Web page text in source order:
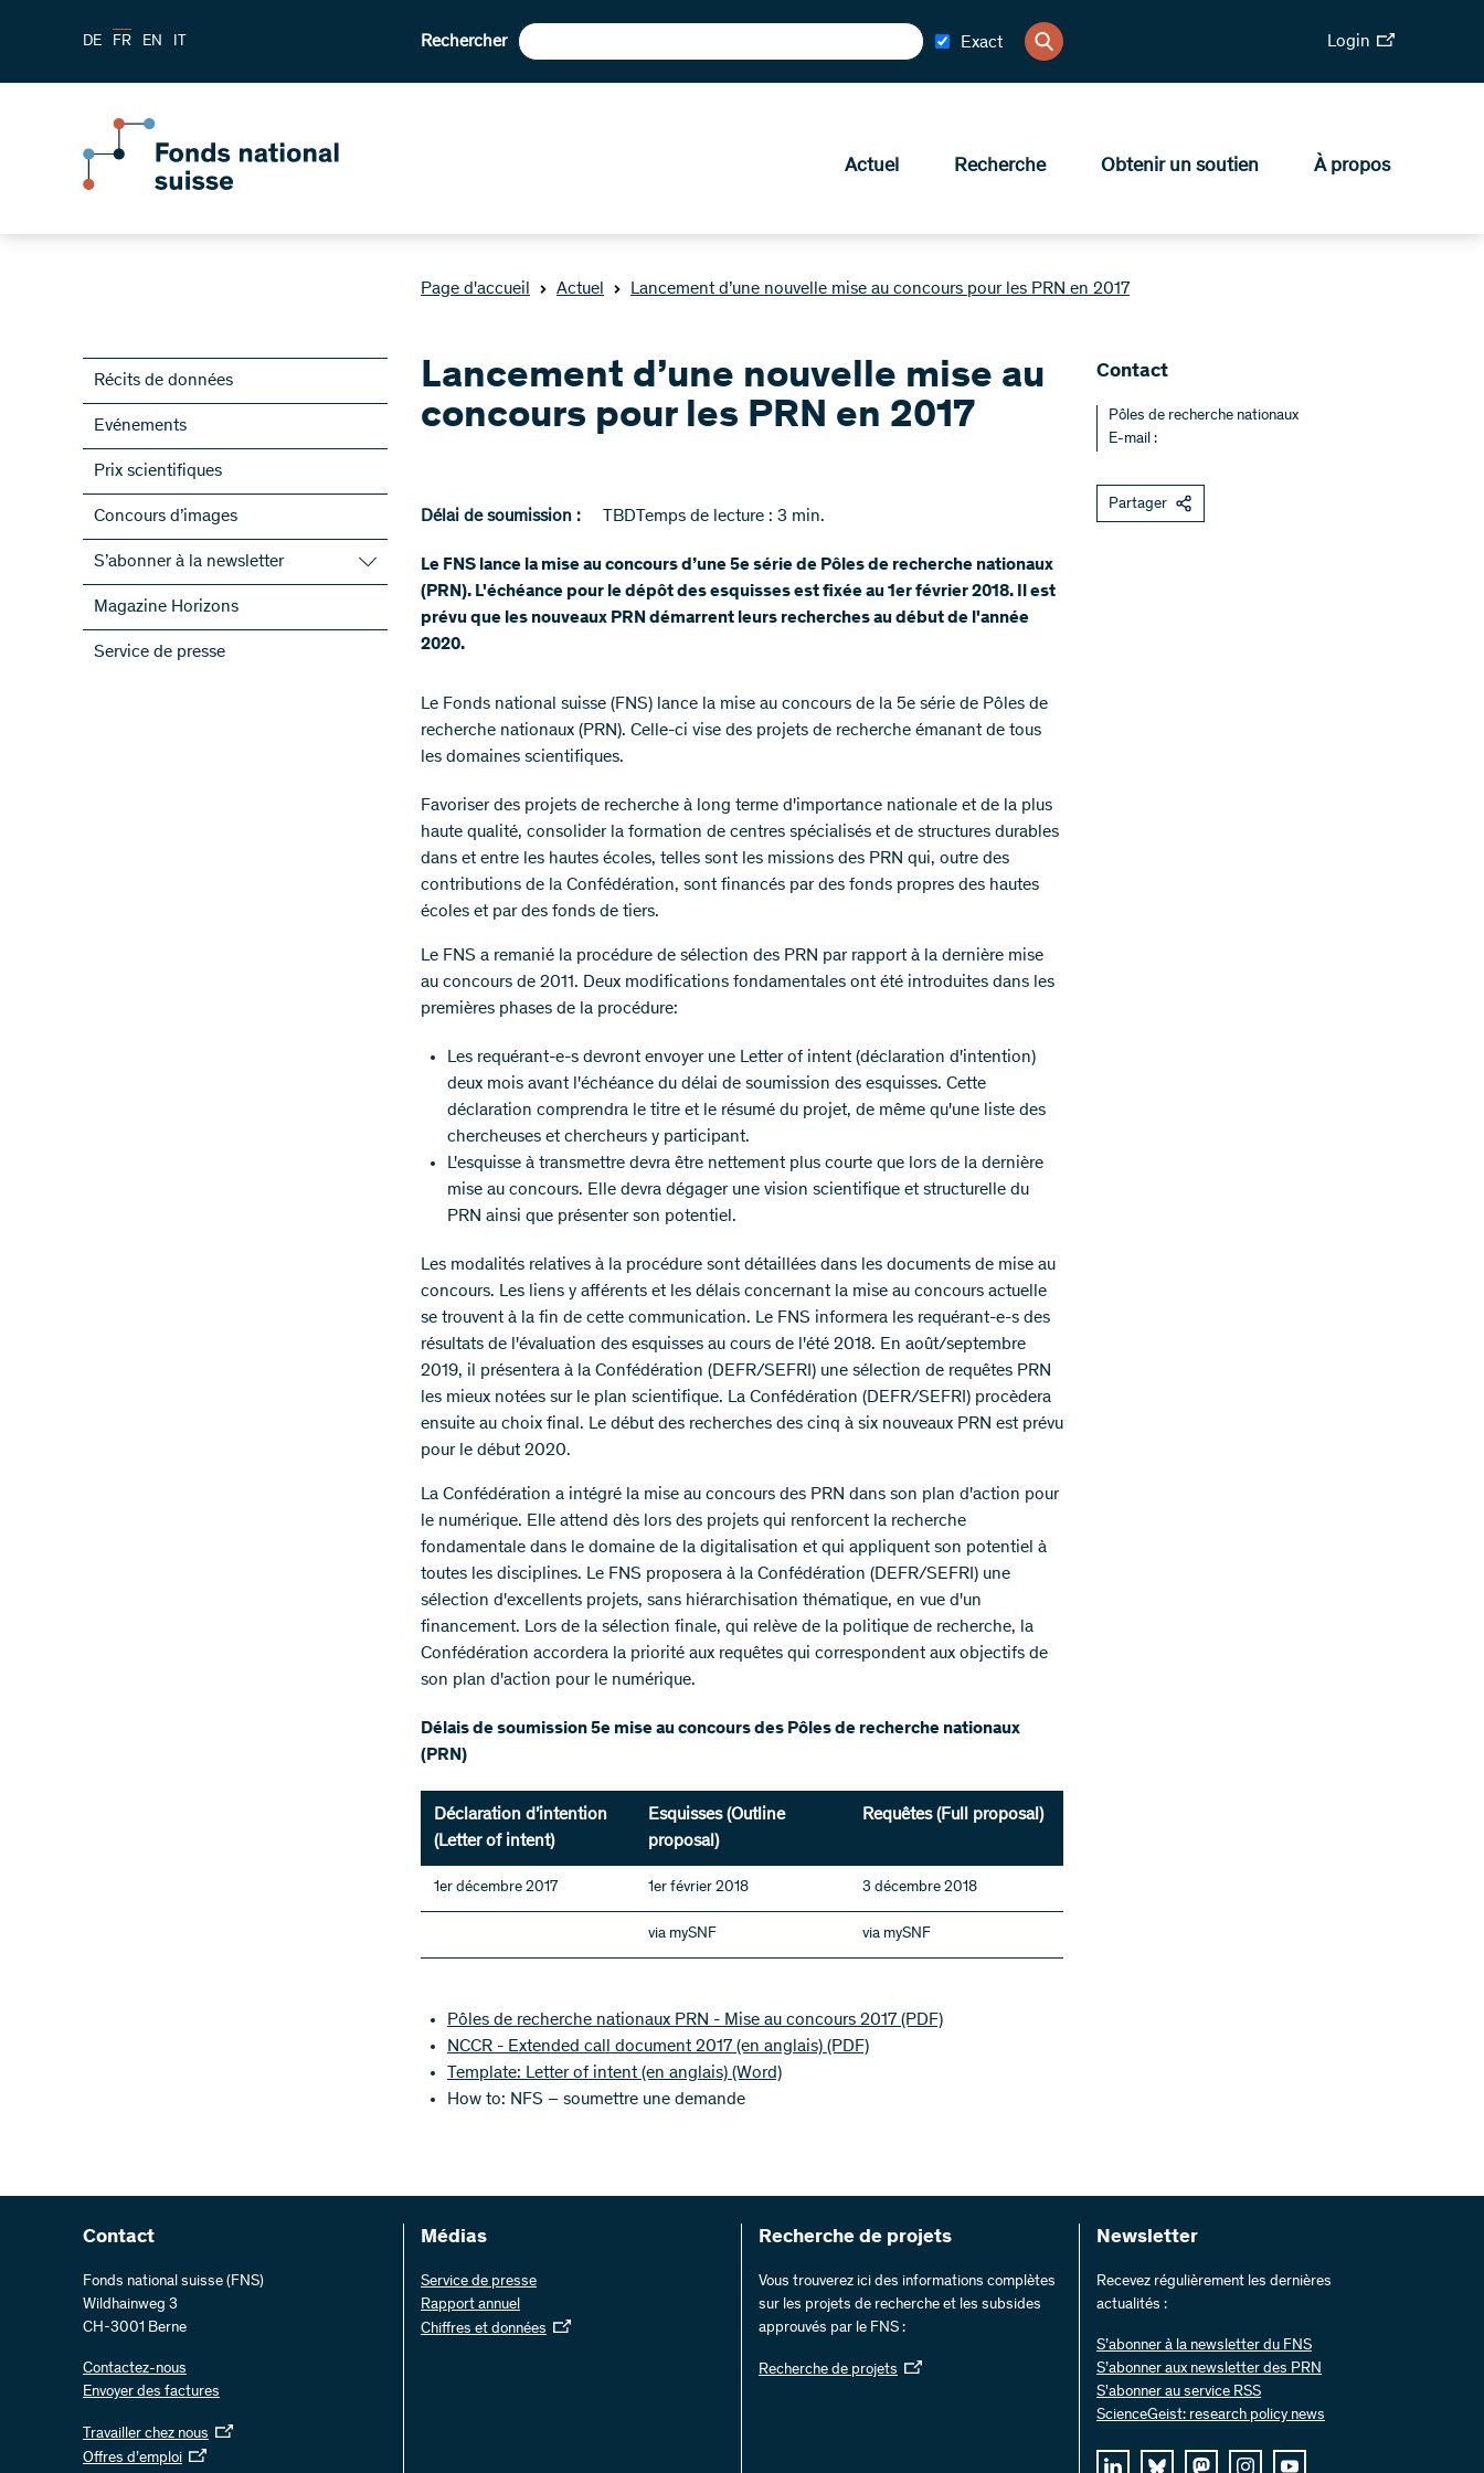
DE FR EN IT Rechercher Exact Login
Actuel Recherche Obtenir un soutien À propos
Page d'accueil Actuel Lancement d’une nouvelle mise au concours pour les PRN en 2017
Récits de données
Evénements
Prix scientifiques
Concours d’images
S’abonner à la newsletter
S’abonner à la newsletter du FNS
S’abonner aux newsletter des PRN
ScienceGeist
Magazine Horizons
Service de presse
Lancement d’une nouvelle mise au
concours pour les PRN en 2017
Délai de soumission : TBD Temps de lecture : 3 min.
Le FNS lance la mise au concours d’une 5e série de Pôles de recherche nationaux
(PRN). L'échéance pour le dépôt des esquisses est fixée au 1er février 2018. Il est
prévu que les nouveaux PRN démarrent leurs recherches au début de l'année
2020.
Le Fonds national suisse (FNS) lance la mise au concours de la 5e série de Pôles de
recherche nationaux (PRN). Celle-ci vise des projets de recherche émanant de tous
les domaines scientifiques.
Favoriser des projets de recherche à long terme d'importance nationale et de la plus
haute qualité, consolider la formation de centres spécialisés et de structures durables
dans et entre les hautes écoles, telles sont les missions des PRN qui, outre des
contributions de la Confédération, sont financés par des fonds propres des hautes
écoles et par des fonds de tiers.
Le FNS a remanié la procédure de sélection des PRN par rapport à la dernière mise
au concours de 2011. Deux modifications fondamentales ont été introduites dans les
premières phases de la procédure:
Les requérant-e-s devront envoyer une Letter of intent (déclaration d'intention)
deux mois avant l'échéance du délai de soumission des esquisses. Cette
déclaration comprendra le titre et le résumé du projet, de même qu'une liste des
chercheuses et chercheurs y participant.
L'esquisse à transmettre devra être nettement plus courte que lors de la dernière
mise au concours. Elle devra dégager une vision scientifique et structurelle du
PRN ainsi que présenter son potentiel.
Les modalités relatives à la procédure sont détaillées dans les documents de mise au
concours. Les liens y afférents et les délais concernant la mise au concours actuelle
se trouvent à la fin de cette communication. Le FNS informera les requérant-e-s des
résultats de l'évaluation des esquisses au cours de l'été 2018. En août/septembre
2019, il présentera à la Confédération (DEFR/SEFRI) une sélection de requêtes PRN
les mieux notées sur le plan scientifique. La Confédération (DEFR/SEFRI) procèdera
ensuite au choix final. Le début des recherches des cinq à six nouveaux PRN est prévu
pour le début 2020.
La Confédération a intégré la mise au concours des PRN dans son plan d'action pour
le numérique. Elle attend dès lors des projets qui renforcent la recherche
fondamentale dans le domaine de la digitalisation et qui appliquent son potentiel à
toutes les disciplines. Le FNS proposera à la Confédération (DEFR/SEFRI) une
sélection d'excellents projets, sans hiérarchisation thématique, en vue d'un
financement. Lors de la sélection finale, qui relève de la politique de recherche, la
Confédération accordera la priorité aux requêtes qui correspondent aux objectifs de
son plan d'action pour le numérique.
Délais de soumission 5e mise au concours des Pôles de recherche nationaux
(PRN)
Déclaration d’intention
(Letter of intent)
Esquisses (Outline
proposal)
Requêtes (Full proposal)
1er décembre 2017 1er février 2018 3 décembre 2018
via mySNF via mySNF
Pôles de recherche nationaux PRN - Mise au concours 2017 (PDF)
NCCR - Extended call document 2017 (en anglais) (PDF)
Template: Letter of intent (en anglais) (Word)
How to: NFS – soumettre une demande
Contact
Pôles de recherche nationaux
E-mail :
Partager
Contact
Fonds national suisse (FNS)
Wildhainweg 3
CH-3001 Berne
Contactez-nous
Envoyer des factures
Travailler chez nous
Offres d’emploi
Médias
Service de presse
Rapport annuel
Chiffres et données
Recherche de projets
Vous trouverez ici des informations complètes
sur les projets de recherche et les subsides
approuvés par le FNS :
Recherche de projets
Newsletter
Recevez régulièrement les dernières
actualités :
S’abonner à la newsletter du FNS
S’abonner aux newsletter des PRN
S'abonner au service RSS
ScienceGeist: research policy news